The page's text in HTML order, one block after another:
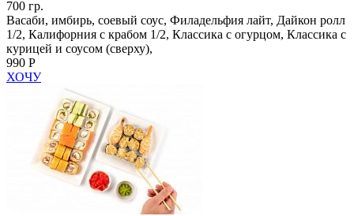
700 гр.
Васаби, имбирь, соевый соус, Филадельфия лайт, Дайкон ролл
1/2, Калифорния с крабом 1/2, Классика с огурцом, Классика с
курицей и соусом (сверху),
990 Р
ХОЧУ